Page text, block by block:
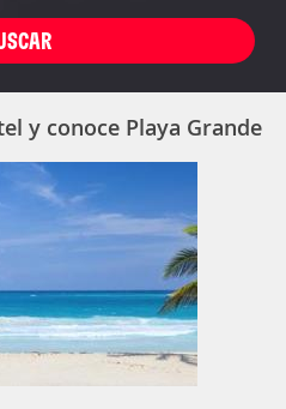
y conoce Playa Grande